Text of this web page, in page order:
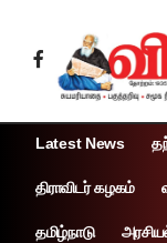
Latest News
திராவிடர் கழகம்
தமிழ்நாடு